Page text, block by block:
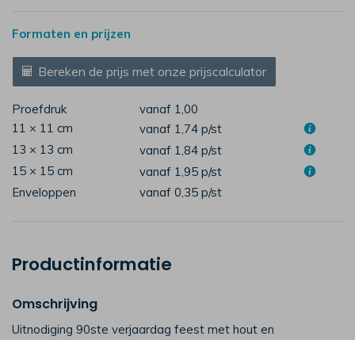
Formaten en prijzen
Bereken de prijs met onze prijscalculator
Proefdruk
vanaf 1,00
11 × 11 cm
vanaf 1,74 p/st
13 × 13 cm
vanaf 1,84 p/st
15 × 15 cm
vanaf 1,95 p/st
Enveloppen
vanaf 0,35 p/st
Productinformatie
Omschrijving
Uitnodiging 90ste verjaardag feest met hout en